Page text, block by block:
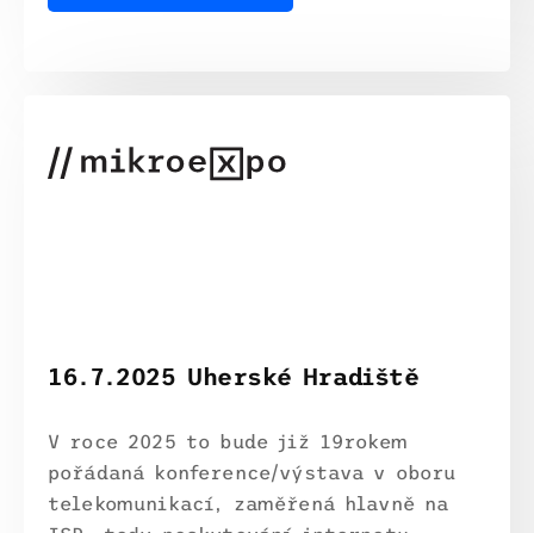
16.7.2025 Uherské Hradiště
V roce 2025 to bude již 19rokem
pořádaná konference/výstava v oboru
telekomunikací, zaměřená hlavně na